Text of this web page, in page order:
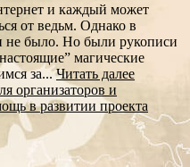
и каждый может
от ведьм. Однако в
не было. Но были рукописи
магические
за...Читать далее
организаторов и
в развитии проекта